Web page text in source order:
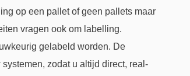
op een pallet of geen pallets maar
vragen ook om labelling.
gelabeld worden. De
zodat u altijd direct, real-